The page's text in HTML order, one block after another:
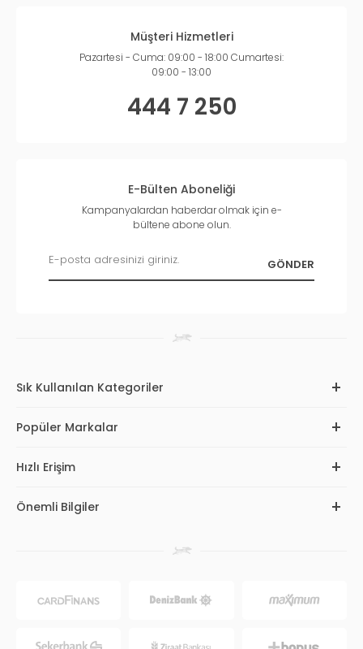
Müşteri Hizmetleri
Pazartesi - Cuma: 09:00 - 18:00 Cumartesi:
09:00 - 13:00
444 7 250
E-Bülten Aboneliği
Kampanyalardan haberdar olmak için e-
bültene abone olun.
Sık Kullanılan Kategoriler
Popüler Markalar
Hızlı Erişim
Önemli Bilgiler